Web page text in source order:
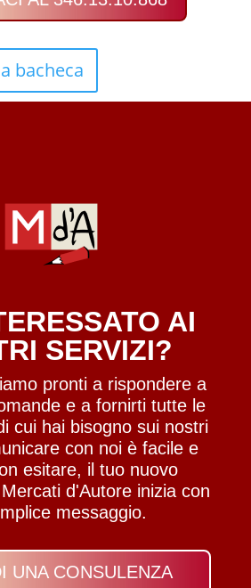
bacheca
AI
SERVIZI?
pronti a rispondere a
e a fornirti tutte le
cui hai bisogno sui nostri
con noi è facile e
esitare, il tuo nuovo
d'Autore inizia con
messaggio.
UNA CONSULENZA